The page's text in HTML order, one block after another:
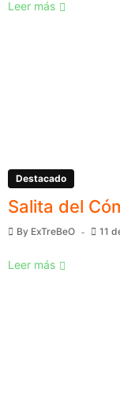
Leer más
Destacado
Salita del
By ExTreBeO 11
Leer más